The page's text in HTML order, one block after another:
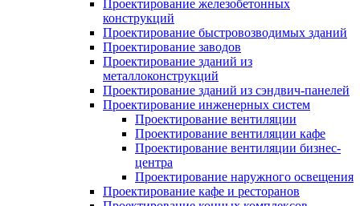
Проектирование железобетонных
конструкций
Проектирование быстровозводимых зданий
Проектирование заводов
Проектирование зданий из
металлоконструкций
Проектирование зданий из сэндвич-панелей
Проектирование инженерных систем
Проектирование вентиляции
Проектирование вентиляции кафе
Проектирование вентиляции бизнес-
центра
Проектирование наружного освещения
Проектирование кафе и ресторанов